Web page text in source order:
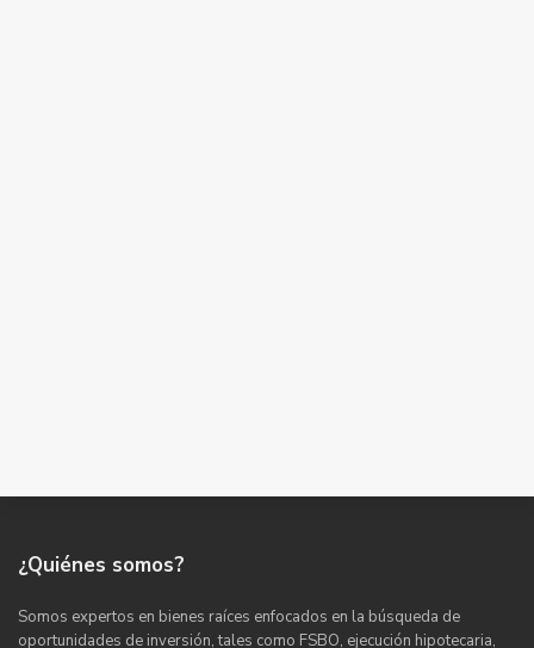
¿Quiénes somos?
Somos expertos en bienes raíces enfocados en la búsqueda de
oportunidades de inversión, tales como FSBO, ejecución hipotecaria,